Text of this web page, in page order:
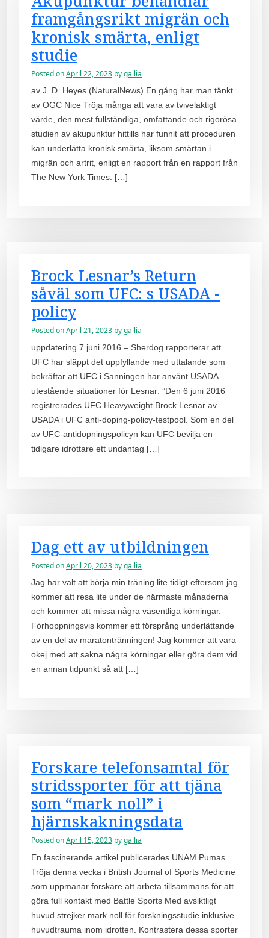
framgångsrikt migrän och
kronisk smärta, enligt
studie
Posted onApril 22, 2023 bygallia
av J. D. Heyes (NaturalNews) En gång har man tänkt
av OGC Nice Tröja många att vara av tvivelaktigt
värde, den mest fullständiga, omfattande och rigorösa
studien av akupunktur hittills har funnit att proceduren
kan underlätta kronisk smärta, liksom smärtan i
migrän och artrit, enligt en rapport från en rapport från
The New York Times. […]
Brock Lesnar’s Return
såväl som UFC: s USADA -
policy
Posted onApril 21, 2023 bygallia
uppdatering 7 juni 2016 – Sherdog rapporterar att
UFC har släppt det uppfyllande med uttalande som
bekräftar att UFC i Sanningen har använt USADA
utestående situationer för Lesnar: ”Den 6 juni 2016
registrerades UFC Heavyweight Brock Lesnar av
USADA i UFC anti-doping-policy-testpool. Som en del
av UFC-antidopningspolicyn kan UFC bevilja en
tidigare idrottare ett undantag […]
Dag ett av utbildningen
Posted onApril 20, 2023 bygallia
Jag har valt att börja min träning lite tidigt eftersom jag
kommer att resa lite under de närmaste månaderna
och kommer att missa några väsentliga körningar.
Förhoppningsvis kommer ett försprång underlättande
av en del av maratontränningen! Jag kommer att vara
okej med att sakna några körningar eller göra dem vid
en annan tidpunkt så att […]
Forskare telefonsamtal för
stridssporter för att tjäna
som “mark noll” i
hjärnskakningsdata
Posted onApril 15, 2023 bygallia
En fascinerande artikel publicerades UNAM Pumas
Tröja denna vecka i British Journal of Sports Medicine
som uppmanar forskare att arbeta tillsammans för att
göra full kontakt med Battle Sports Med avsiktligt
huvud strejker mark noll för forskningsstudie inklusive
huvudtrauma inom idrotten. Kontrastera dessa sporter